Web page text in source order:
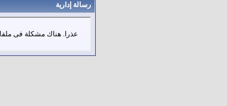
رسالة إدارية
عذرا. هناك مشكلة فى